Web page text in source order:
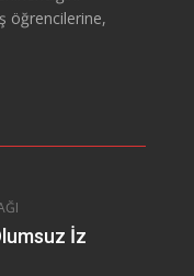
öğrencilerine,
İz